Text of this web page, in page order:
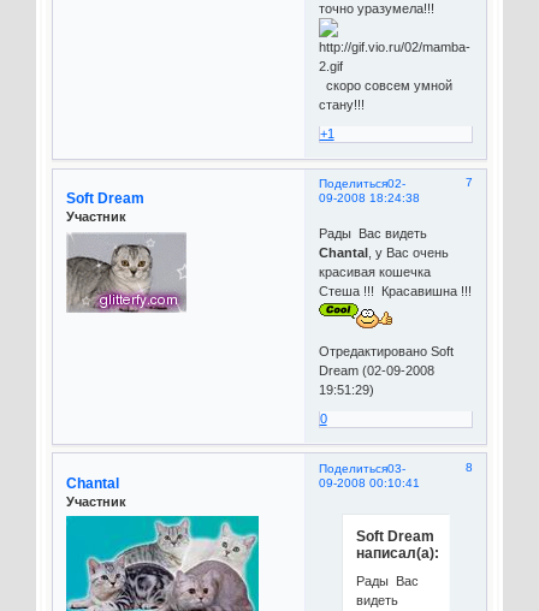
точно уразумела!!!
скоро совсем умной
стану!!!
+1
Поделиться 7
02-
09-2008 18:24:38
Soft Dream
Участник
Рады Вас видеть
Chantal, у Вас очень
красивая кошечка
Стеша !!! Красавишна !!!
Отредактировано Soft
Dream (02-09-2008
19:51:29)
0
Поделиться 8
03-
09-2008 00:10:41
Chantal
Участник
Soft Dream
написал(а):
Рады Вас
видеть